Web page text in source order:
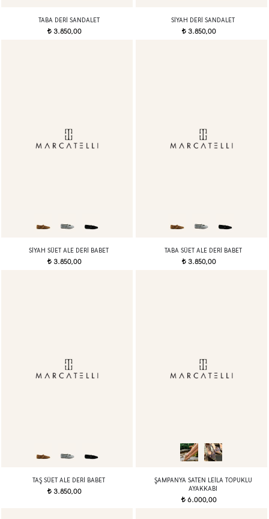
TABA DERI SANDALET
t 3.850,00
SIYAH DERI SANDALET
t3.850,00
SIYAH SÜET ALE DERI BABET
t 3.850,00
TABA SÜET ALE DERI BABET
t3.850,00
TAŞ SÜET ALE DERI BABET
t 3.850,00
ŞAMPANYA SATEN LEILA TOPUKLU
AYAKKABI
t6.000,00